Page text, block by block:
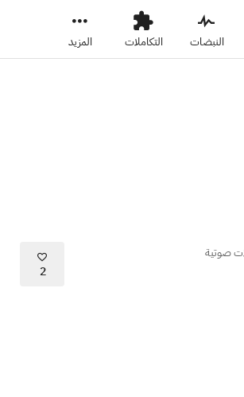
النبضات التكاملات المزيد
صوتية
2